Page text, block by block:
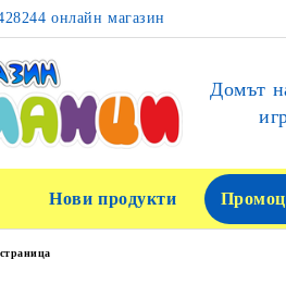
онлайн магазин
Домът
Нови продукти